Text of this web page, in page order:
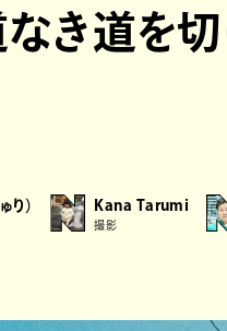
き道を切
り） Kana Tarumi
撮影